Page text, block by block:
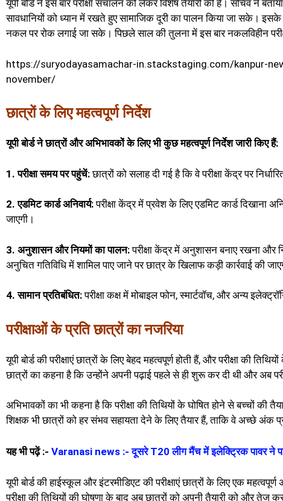
यूपी बोर्ड ने इस बार परीक्षा संचालन को लेकर विशेष तैयारी की है। सचिव ने
सावधानियों को ध्यान में रखते हुए सामाजिक दूरी का पालन किया जा सके। इसके
नकल पर रोक लगाई जा सके। पिछले साल की तुलना में इस बार नकलविहीन
https://suryodayasamachar-in.stackstaging.com/kanpur-
november/
छात्रों के लिए महत्वपूर्ण निर्देश
यूपी बोर्ड ने छात्रों और अभिभावकों के लिए भी कुछ महत्वपूर्ण निर्देश जारी किए हैं:
1. परीक्षा समय पर पहुंचें:छात्रों को सलाह दी गई है कि वे परीक्षा केंद्र पर
2. एडमिट कार्ड अनिवार्य:परीक्षा केंद्र में प्रवेश के लिए एडमिट कार्ड दिखाना
जाएगी।
3. अनुशासन और नियमों का पालन:परीक्षा केंद्र में अनुशासन बनाए रखना और
अनुचित गतिविधि में शामिल पाए जाने पर छात्र के खिलाफ कड़ी कार्रवाई की
4. सामान प्रतिबंधित:परीक्षा कक्ष में मोबाइल फोन, स्मार्टवॉच, और अन्य
परीक्षाओं के प्रति छात्रों का नजरिया
यूपी बोर्ड की परीक्षाएं छात्रों के लिए बेहद महत्वपूर्ण होती हैं, और परीक्षा की
छात्रों का कहना है कि उन्होंने अपनी पढ़ाई पहले से ही शुरू कर दी थी और अब
अभिभावकों का भी कहना है कि परीक्षा की तिथियों के घोषित होने से बच्चों
शिक्षक भी छात्रों को हर संभव सहायता देने के लिए तैयार हैं, ताकि वे अच्छे
यह भी पढ़ें :- Varanasi news :- दूसरे T20 लीग मैंच में इलेक्ट्रिक पावर ने
यूपी बोर्ड की हाईस्कूल और इंटरमीडिएट की परीक्षाएं छात्रों के लिए एक
परीक्षा की तिथियों की घोषणा के बाद अब छात्रों को अपनी तैयारी को और